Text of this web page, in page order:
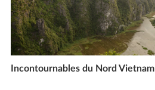
Incontournables du Nord Vietnam